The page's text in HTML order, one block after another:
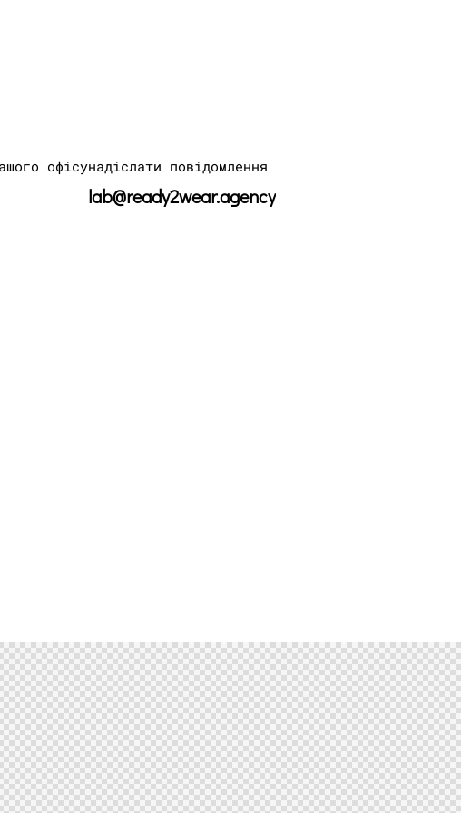
офісунадіслати повідомлення
lab@ready2wear.agency